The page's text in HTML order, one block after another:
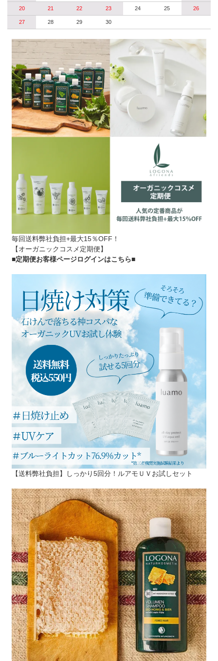
20 21 22 23 24 25 26
27 28 29 30
毎回送料弊社負担+最大15％OFF！
【オーガニックコスメ定期便】
■定期便お客様ページログインはこちら■
【送料弊社負担】しっかり5回分！ルアモＵＶお試しセット